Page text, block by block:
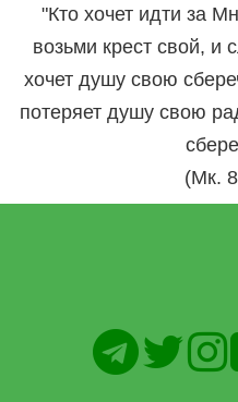
"Кто хочет идти за
возьми крест свой, и
хочет душу свою
потеряет душу свою
(Мк.